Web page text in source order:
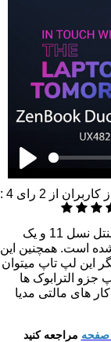
کاربران از 2 رای 4
:
لپ تاپ ایسوس ZenBook UX482 با پردازنده اینتل نسل 11 و یک
اینچی عرضه شده است. همچنین این
این لپ تاپ میتوان
جزو الترابوک ها
های مالتی مدیا
صفحه مراجعه کنید